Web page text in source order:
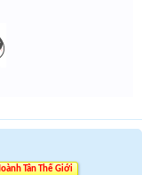
Tân Thế Giới